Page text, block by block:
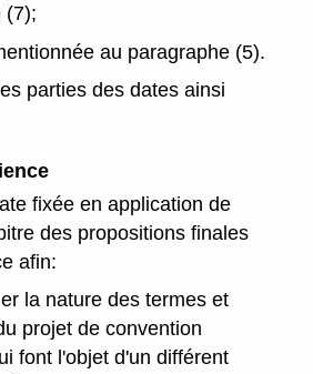
(7);
au paragraphe (5).
parties des dates ainsi
fixée en application de
des propositions finales
afin:
la nature des termes et
projet de convention
font l'objet d'un différent